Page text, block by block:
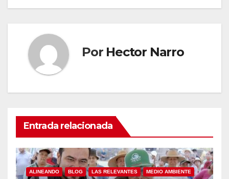
Por Hector Narro
Entrada relacionada
ALINEANDO BLOG LAS RELEVANTES MEDIO AMBIENTE